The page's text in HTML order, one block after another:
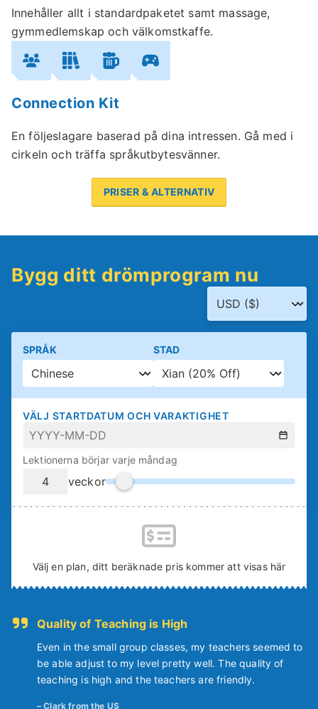
Innehåller allt i standardpaketet samt massage,
gymmedlemskap och välkomstkaffe.
Connection Kit
En följeslagare baserad på dina intressen. Gå med i
cirkeln och träffa språkutbytesvänner.
PRISER & ALTERNATIV
Bygg ditt drömprogram nu
SPRÅK STAD
VÄLJ STARTDATUM OCH VARAKTIGHET
Lektionerna börjar varje måndag
veckor
Välj en plan, ditt beräknade pris kommer att visas här
Quality of Teaching is High
Even in the small group classes, my teachers seemed to
be able adjust to my level pretty well. The quality of
teaching is high and the teachers are friendly.
Clark from the US